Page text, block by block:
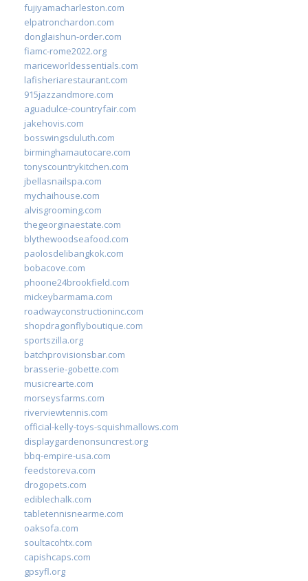
fujiyamacharleston.com
elpatronchardon.com
donglaishun-order.com
fiamc-rome2022.org
mariceworldessentials.com
lafisheriarestaurant.com
915jazzandmore.com
aguadulce-countryfair.com
jakehovis.com
bosswingsduluth.com
birminghamautocare.com
tonyscountrykitchen.com
jbellasnailspa.com
mychaihouse.com
alvisgrooming.com
thegeorginaestate.com
blythewoodseafood.com
paolosdelibangkok.com
bobacove.com
phoone24brookfield.com
mickeybarmama.com
roadwayconstructioninc.com
shopdragonflyboutique.com
sportszilla.org
batchprovisionsbar.com
brasserie-gobette.com
musicrearte.com
morseysfarms.com
riverviewtennis.com
official-kelly-toys-squishmallows.com
displaygardenonsuncrest.org
bbq-empire-usa.com
feedstoreva.com
drogopets.com
ediblechalk.com
tabletennisnearme.com
oaksofa.com
soultacohtx.com
capishcaps.com
gpsyfl.org